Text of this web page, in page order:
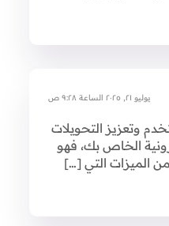
يوليو ٢١, ٢٠٢٥ الساعة ٩:٢٨ ص
وتعزيز التحويلات
الخاص بك، فهو
الميزات التي […]